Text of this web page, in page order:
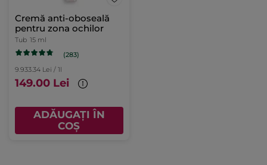
Cremă anti-oboseală
pentru zona ochilor
Tub 15 ml
(283)
9.933.34 Lei / 1l
149.00 Lei
ADĂUGAȚI ÎN
COȘ